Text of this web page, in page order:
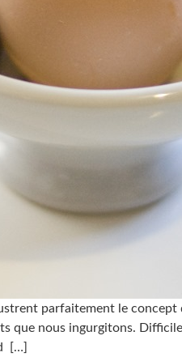
parfaitement le
que nous ingurgitons.
[…]